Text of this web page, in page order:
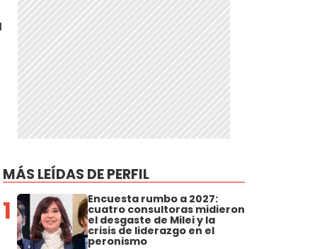
MÁS LEÍDAS DE PERFIL
1 Encuesta rumbo a 2027:
cuatro consultoras midieron
el desgaste de Milei y la
crisis de liderazgo en el
peronismo